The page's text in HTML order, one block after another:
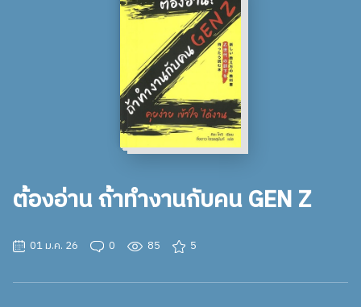
ต้องอ่าน ถ้าทํางานกับคน GEN Z
01 ม.ค. 26 0 85 5